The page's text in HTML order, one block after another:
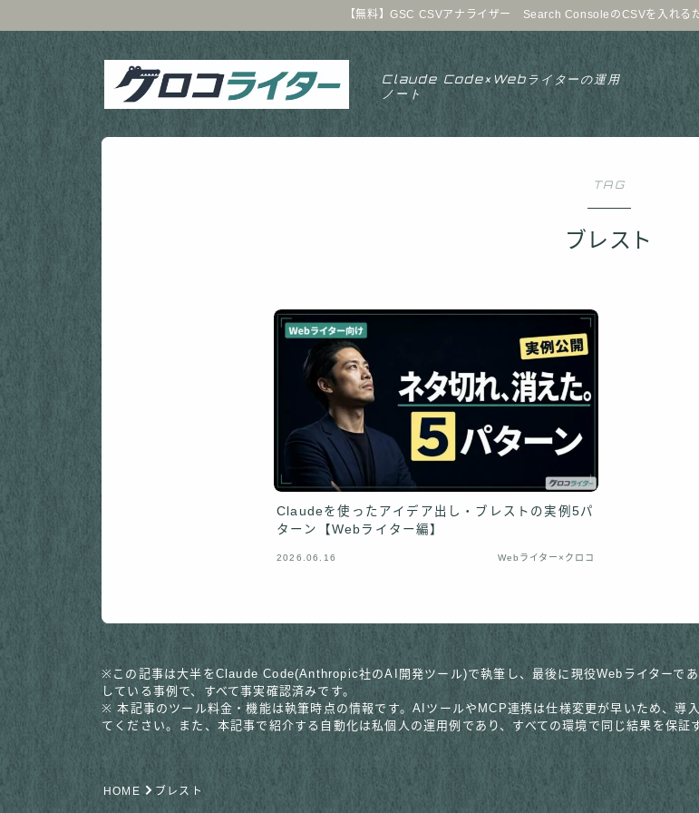
【無料】GSC CSVアナライザー Search ConsoleのCSVを入れる
Claude Code×Webライターの運用
ノート
TAG
ブレスト
Claudeを使ったアイデア出し・ブレストの実例5パ
ターン【Webライター編】
2026.06.16 Webライター×クロコ
※この記事は大半をClaude Code(Anthropic社のAI開発ツール)で執筆し、最後に現役Webライターで
している事例で、すべて事実確認済みです。
※ 本記事のツール料金・機能は執筆時点の情報です。AIツールやMCP連携は仕様変更が早いため、導
てください。また、本記事で紹介する自動化は私個人の運用例であり、すべての環境で同じ結果を保証
HOME ブレスト